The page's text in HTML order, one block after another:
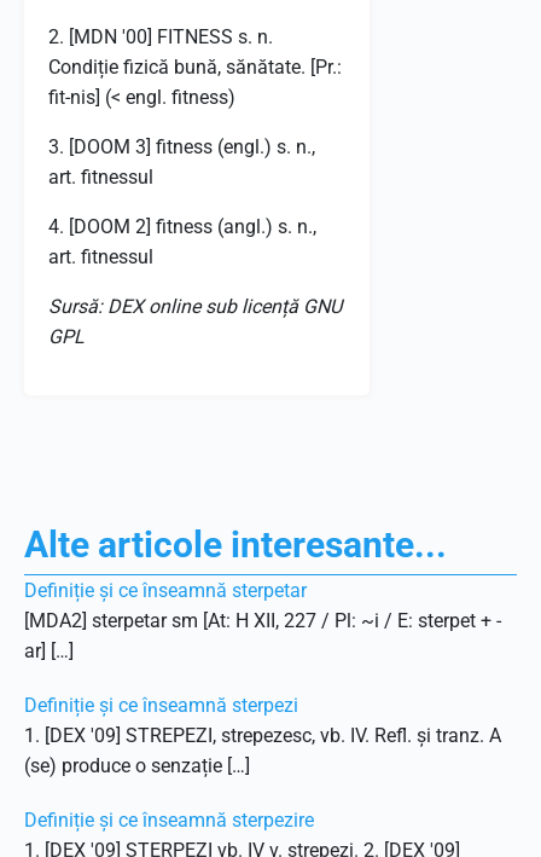
2. [MDN '00] FITNESS s. n.
Condiție fizică bună, sănătate. [Pr.:
fit-nis] (< engl. fitness)
3. [DOOM 3] fitness (engl.) s. n.,
art. fitnessul
4. [DOOM 2] fitness (angl.) s. n.,
art. fitnessul
Sursă: DEX online sub licență GNU
GPL
Alte articole interesante...
Definiție și ce înseamnă sterpetar
[MDA2] sterpetar sm [At: H XII, 227 / Pl: ~i / E: sterpet + -
ar] […]
Definiție și ce înseamnă sterpezi
1. [DEX '09] STREPEZI, strepezesc, vb. IV. Refl. și tranz. A
(se) produce o senzație […]
Definiție și ce înseamnă sterpezire
1. [DEX '09] STERPEZI vb. IV v. strepezi. 2. [DEX '09]